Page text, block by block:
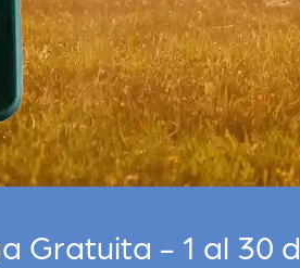
Gratuita - 1 al 30